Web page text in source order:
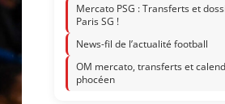
Mercato PSG : Transferts et
Paris SG !
News-fil de l’actualité football
OM mercato, transferts et
phocéen